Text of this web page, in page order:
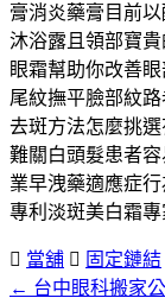
膏消炎藥膏目前
沐浴露且領部寶
眼霜幫助你改善
尾紋撫平臉部紋
去斑方法怎麼挑
難關白頭髮患者
業早洩藥適應症
專利淡斑美白霜
當舖 固定鏈結
← 台中眼科搬家